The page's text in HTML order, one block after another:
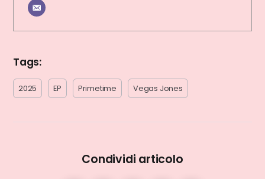
Tags:
2025 EP Primetime Vegas Jones
Condividi articolo